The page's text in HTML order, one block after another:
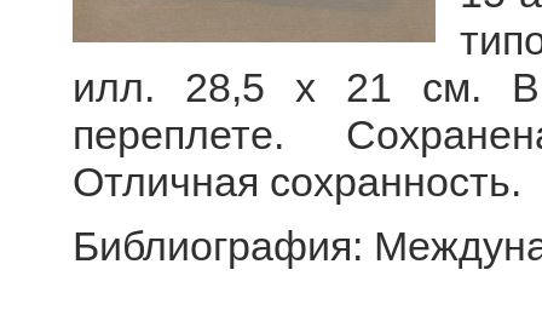
илл. 28,5 x 21 см. В
переплете.
Отличная сохранность.
Библиография: